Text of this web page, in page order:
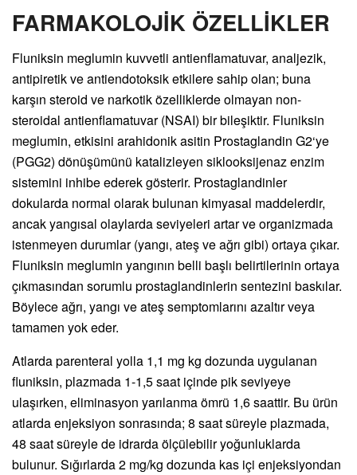
FARMAKOLOJİK ÖZELLİKLER
Fluniksin meglumin kuvvetli antienflamatuvar, analjezik,
antipiretik ve antiendotoksik etkilere sahip olan; buna
karşın steroid ve narkotik özelliklerde olmayan non-
steroidal antienflamatuvar (NSAI) bir bileşiktir. Fluniksin
meglumin, etkisini arahidonik asitin Prostaglandin G2‘ye
(PGG2) dönüşümünü katalizleyen siklooksijenaz enzim
sistemini inhibe ederek gösterir. Prostaglandinler
dokularda normal olarak bulunan kimyasal maddelerdir,
ancak yangısal olaylarda seviyeleri artar ve organizmada
istenmeyen durumlar (yangı, ateş ve ağrı gibi) ortaya çıkar.
Fluniksin meglumin yangının belli başlı belirtilerinin ortaya
çıkmasından sorumlu prostaglandinlerin sentezini baskılar.
Böylece ağrı, yangı ve ateş semptomlarını azaltır veya
tamamen yok eder.
Atlarda parenteral yolla 1,1 mg kg dozunda uygulanan
fluniksin, plazmada 1-1,5 saat içinde pik seviyeye
ulaşırken, eliminasyon yarılanma ömrü 1,6 saattir. Bu ürün
atlarda enjeksiyon sonrasında; 8 saat süreyle plazmada,
48 saat süreyle de idrarda ölçülebilir yoğunluklarda
bulunur. Sığırlarda 2 mg/kg dozunda kas içi enjeksiyondan